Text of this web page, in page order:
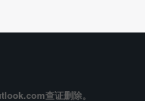
查证删除。